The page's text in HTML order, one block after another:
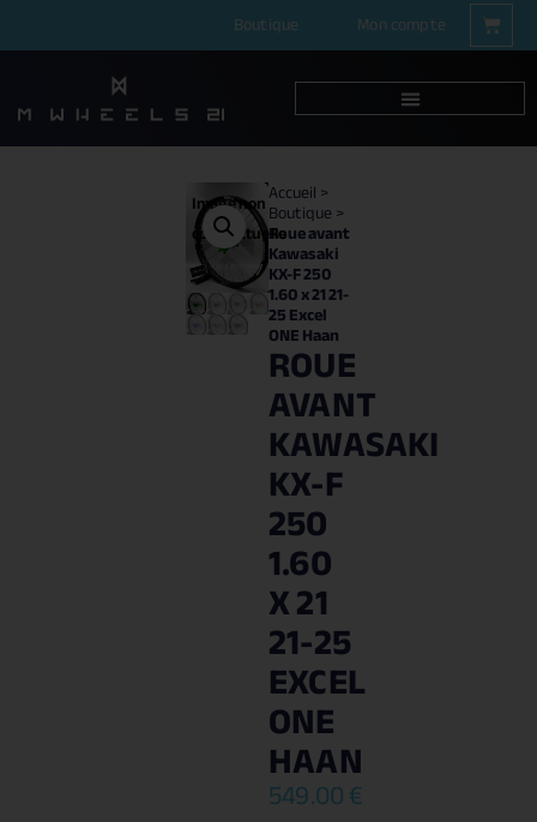
Boutique Mon compte
Image non
contractuelle
Accueil>
Boutique>
Roue avant
Kawasaki
KX-F 250
1.60 x 21 21-
25 Excel
ONE Haan
ROUE
AVANT
KAWASAKI
KX-F
250
1.60
X 21
21-25
EXCEL
ONE
HAAN
549.00€